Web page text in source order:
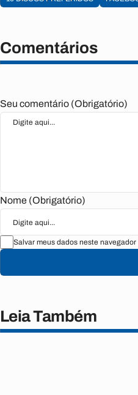
Comentários
Seu comentário (Obrigatório)
Nome (Obrigatório)
Salvar meus dados neste
Leia Também